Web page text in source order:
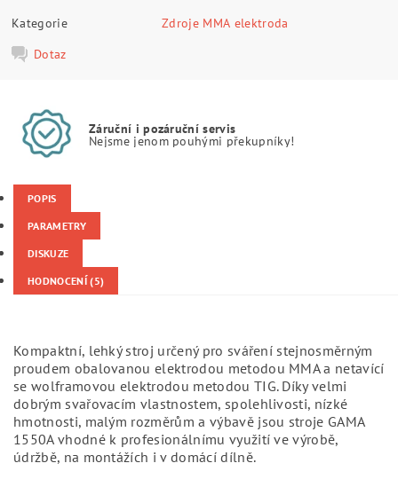
Kategorie
Zdroje MMA elektroda
Dotaz
Záruční i pozáruční servis
Nejsme jenom pouhými překupníky!
POPIS
PARAMETRY
DISKUZE
HODNOCENÍ (5)
Kompaktní, lehký stroj určený pro sváření stejnosměrným
proudem obalovanou elektrodou metodou MMA a netavící
se wolframovou elektrodou metodou TIG. Díky velmi
dobrým svařovacím vlastnostem, spolehlivosti, nízké
hmotnosti, malým rozměrům a výbavě jsou stroje GAMA
1550A vhodné k profesionálnímu využití ve výrobě,
údržbě, na montážích i v domácí dílně.